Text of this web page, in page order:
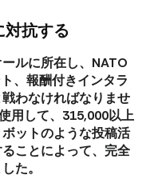
対抗する
ルに所在し、NATO
、報酬付きインタラ
わなければなりませ
用して、 315,000以上
ボットのような投稿活
ことによって、完全
た。